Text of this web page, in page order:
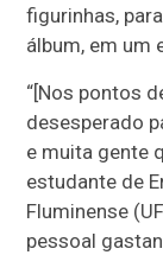
figurinhas,
álbum, em um
“[Nos pontos
desesperado
e muita gente
estudante de
Fluminense
pessoal